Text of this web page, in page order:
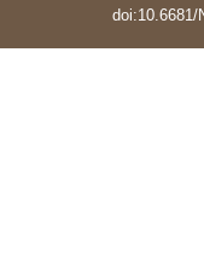
doi:10.6681/